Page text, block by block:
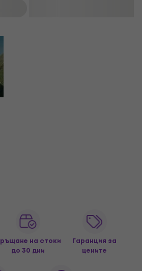
на стоки
до 30 дни
Гаранция за
цените